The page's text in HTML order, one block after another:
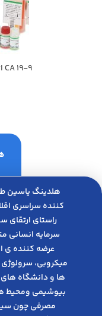
CA 19-9 اتوبيو CMIA كمي Autobio
هلدینگ یاسین
کننده سراسری
راﺳﺘﺎی ارﺗﻘﺎی
ﺳﺮﻣﺎﯾﻪ انسانی
عرضه کننده ی
میکروبی، ﺳﺮوﻟﻮژی
ها و دانشگاه
بیوشیمی ومحیط
مصرفی چون